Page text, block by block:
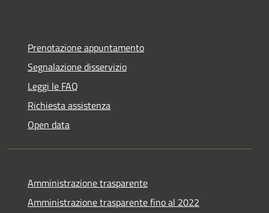
Prenotazione appuntamento
Segnalazione disservizio
Leggi le FAQ
Richiesta assistenza
Open data
Amministrazione trasparente
Amministrazione trasparente fino al 2022